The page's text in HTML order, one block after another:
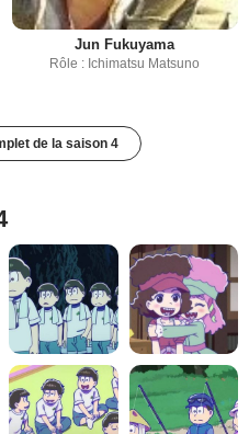
Jun Fukuyama
Rôle : Ichimatsu Matsuno
de la saison 4